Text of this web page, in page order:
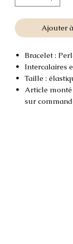
Ajouter
Bracelet :
Intercalaires
Taille :
Article monté
sur